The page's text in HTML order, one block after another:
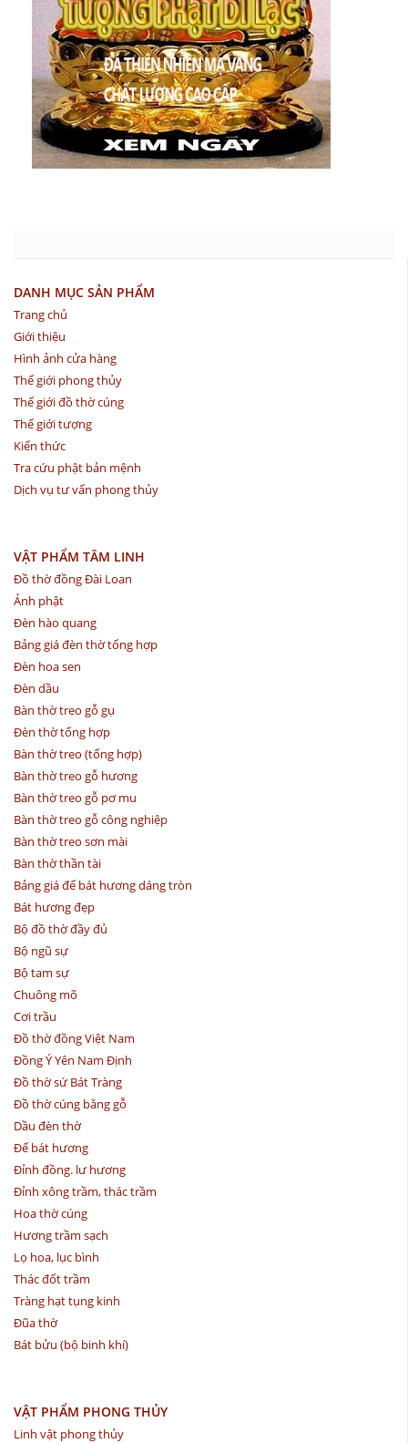
DANH MỤC SẢN PHẨM
Trang chủ
Giới thiệu
Hình ảnh cửa hàng
Thế giới phong thủy
Thế giới đồ thờ cúng
Thế giới tượng
Kiến thức
Tra cứu phật bản mệnh
Dịch vụ tư vấn phong thủy
VẬT PHẨM TÂM LINH
Đồ thờ đồng Đài Loan
Ảnh phật
Đèn hào quang
Bảng giá đèn thờ tổng hợp
Đèn hoa sen
Đèn dầu
Bàn thờ treo gỗ gụ
Đèn thờ tổng hợp
Bàn thờ treo (tổng hợp)
Bàn thờ treo gỗ hương
Bàn thờ treo gỗ pơ mu
Bàn thờ treo gỗ công nghiệp
Bàn thờ treo sơn mài
Bàn thờ thần tài
Bảng giá đế bát hương dáng tròn
Bát hương đẹp
Bộ đồ thờ đầy đủ
Bộ ngũ sự
Bộ tam sự
Chuông mõ
Cơi trầu
Đồ thờ đồng Việt Nam
Đồng Ý Yên Nam Định
Đồ thờ sứ Bát Tràng
Đồ thờ cúng bằng gỗ
Dầu đèn thờ
Đế bát hương
Đỉnh đồng. lư hương
Đỉnh xông trầm, thác trầm
Hoa thờ cúng
Hương trầm sạch
Lọ hoa, lục bình
Thác đốt trầm
Tràng hạt tụng kinh
Đũa thờ
Bát bửu (bộ binh khí)
VẬT PHẨM PHONG THỦY
Linh vật phong thủy